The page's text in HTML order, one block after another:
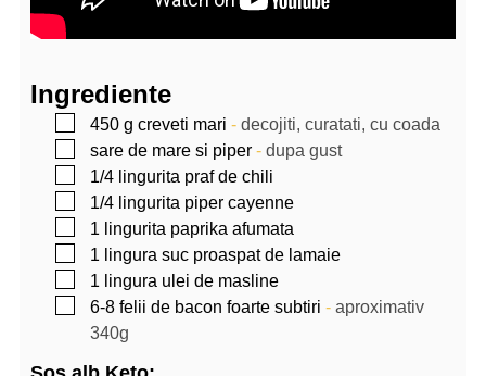
Ingrediente
▢
450 g creveti mari - decojiti, curatati, cu coada
▢
sare de mare si piper- dupa gust
▢
1/4 lingurita praf de chili
▢
1/4 lingurita piper cayenne
▢
1 lingurita paprika afumata
▢
1 lingura suc proaspat de lamaie
▢
1 lingura ulei de masline
▢
6-8 felii de bacon foarte subtiri - aproximativ
340g